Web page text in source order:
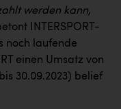
werden kann,
INTERSPORT-
noch laufende
einen Umsatz von
30.09.2023) belief